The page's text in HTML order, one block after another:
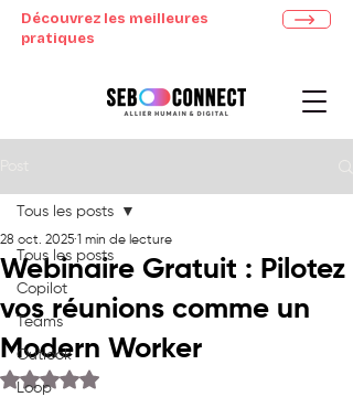
Découvrez les meilleures
pratiques
Tous les posts
Copilot
Teams
Outlook
Loop
Tous les posts
Webinaire Gratuit : Pilotez
vos réunions comme un
Modern Worker
28 oct. 2025 1 min de lecture
Noté NaN étoiles sur 5.